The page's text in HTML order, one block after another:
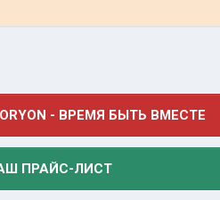
- ВРЕМЯ БЫТЬ ВМЕСТЕ
ПРАЙС-ЛИСТ